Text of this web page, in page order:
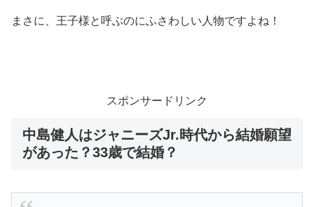
まさに、王子様と呼ぶのにふさわしい人物ですよね！
スポンサードリンク
中島健人はジャニーズJr.時代から結婚願望
があった？33歳で結婚？